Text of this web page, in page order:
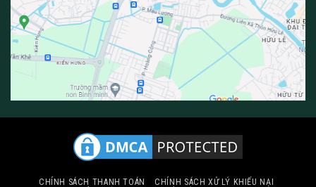
CHÍNH SÁCH THANH TOÁN
CHÍNH SÁCH XỬ LÝ KHIẾU NẠI